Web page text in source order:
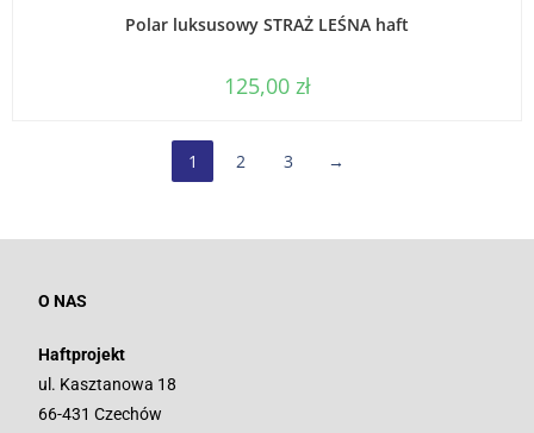
WYBIERZ OPCJE
Polar luksusowy STRAŻ LEŚNA haft
125,00 zł
1 2 3 →
O NAS
Haftprojekt
ul. Kasztanowa 18
66-431 Czechów